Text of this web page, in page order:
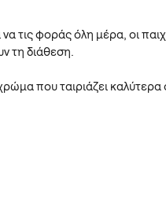
να τις φοράς όλη μέρα, οι
τη διάθεση.
που ταιριάζει